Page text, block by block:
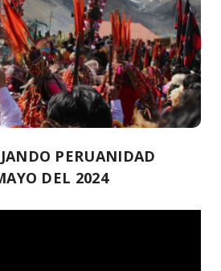
PERUANIDAD
DEL 2024